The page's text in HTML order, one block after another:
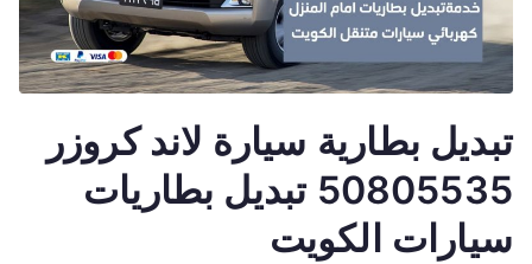
تبديل بطارية سيارة لاند كروزر
50805535 تبديل بطاريات
سيارات الكويت